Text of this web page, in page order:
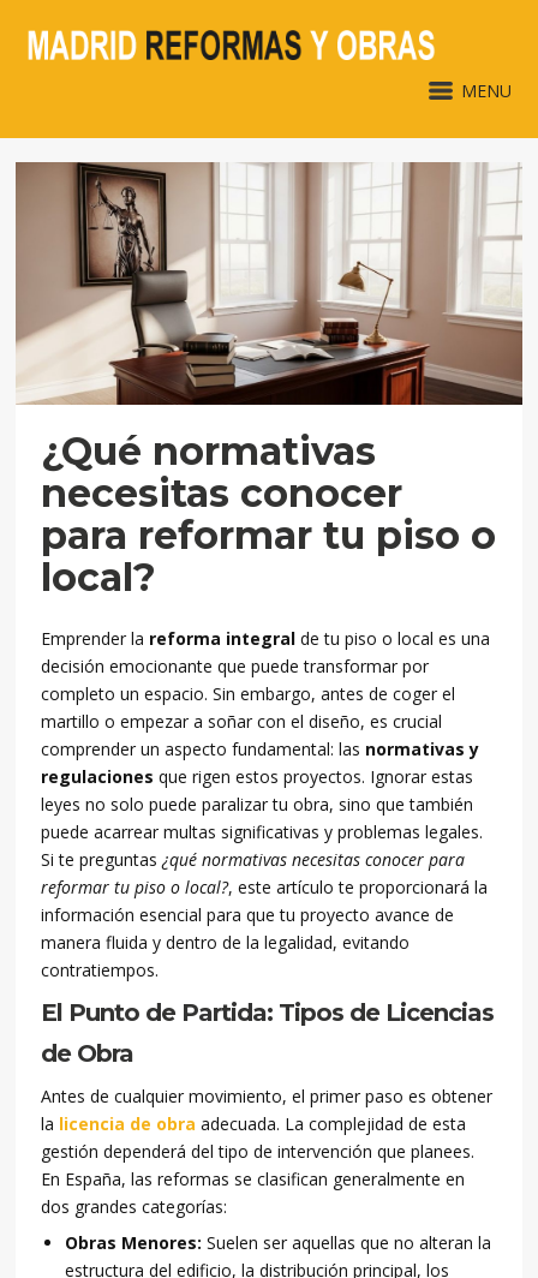
MENU
¿Qué normativas
necesitas conocer
para reformar tu piso o
local?
Emprender la reforma integral de tu piso o local es una
decisión emocionante que puede transformar por
completo un espacio. Sin embargo, antes de coger el
martillo o empezar a soñar con el diseño, es crucial
comprender un aspecto fundamental: las normativas y
regulaciones que rigen estos proyectos. Ignorar estas
leyes no solo puede paralizar tu obra, sino que también
puede acarrear multas significativas y problemas legales.
Si te preguntas¿qué normativas necesitas conocer para
reformar tu piso o local?, este artículo te proporcionará la
información esencial para que tu proyecto avance de
manera fluida y dentro de la legalidad, evitando
contratiempos.
El Punto de Partida: Tipos de Licencias
de Obra
Antes de cualquier movimiento, el primer paso es obtener
la licencia de obra adecuada. La complejidad de esta
gestión dependerá del tipo de intervención que planees.
En España, las reformas se clasifican generalmente en
dos grandes categorías:
Obras Menores: Suelen ser aquellas que no alteran la
estructura del edificio, la distribución principal, los